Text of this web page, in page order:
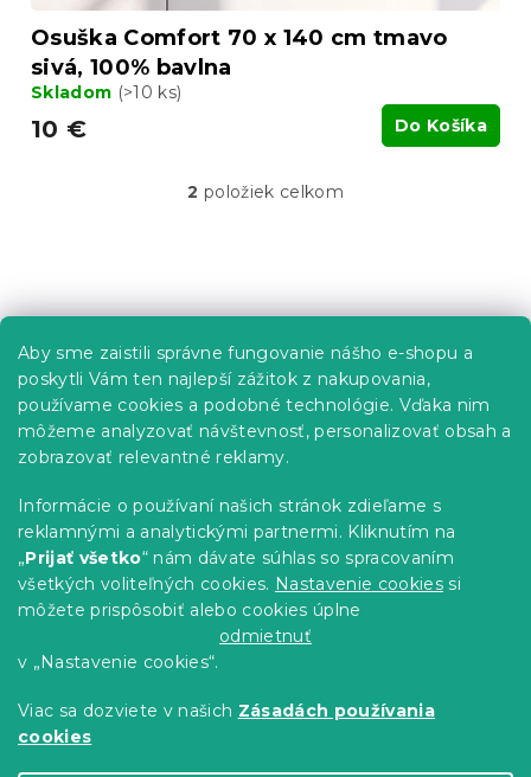
Aby sme zaistili správne fungovanie nášho e-shopu a
poskytli Vám ten najlepší zážitok z nakupovania,
používame cookies a podobné technológie. Vďaka nim
môžeme analyzovať návštevnosť, personalizovať obsah a
zobrazovať relevantné reklamy.
Informácie o používaní našich stránok zdieľame s
reklamnými a analytickými partnermi. Kliknutím na
„Prijať všetko“ nám dávate súhlas so spracovaním
všetkých voliteľných cookies. Nastavenie cookies si
môžete prispôsobiť alebo cookies úplne
odmietnuť
v „Nastavenie cookies“.
Viac sa dozviete v našich Zásadách používania
cookies
Osuška Comfort 70 x 140 cm tmavo
sivá, 100% bavlna
Skladom (>10 ks)
10 € Do Košíka
O
a
i
e
p
r
v
k
y
v
ý
p
i
s
u
2 položiek celkom
á
Informácie pre vás
Predajne
Sledovanie objednávky
Možnosti doručenia
Reklamácie a vrátenie tovaru
Kontakty
Obchodné podmienky
Podmienky ochrany osobných údajov
Pre partnerov